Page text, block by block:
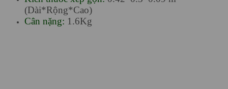
(Dài*Rộng*Cao)
Cân nặng: 1.6Kg